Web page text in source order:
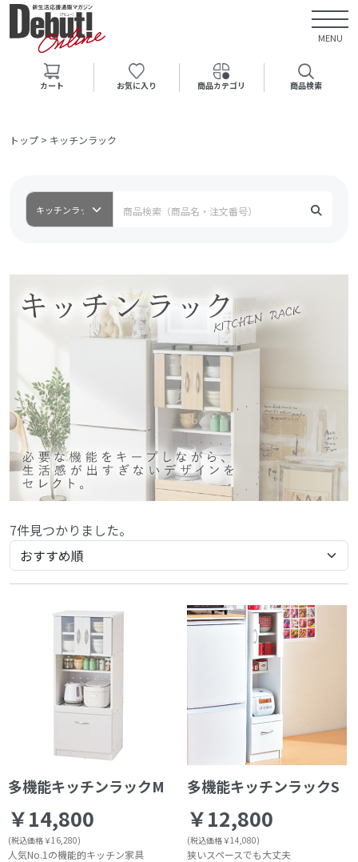
MENU
カート お気に入り 商品カテゴリ 商品検索
トップ > キッチンラック
7件見つかりました。
多機能キッチンラックM
￥14,800
(税込価格￥16,280)
人気No.1の機能的キッチン家具
多機能キッチンラックS
￥12,800
(税込価格￥14,080)
狭いスペースでも大丈夫